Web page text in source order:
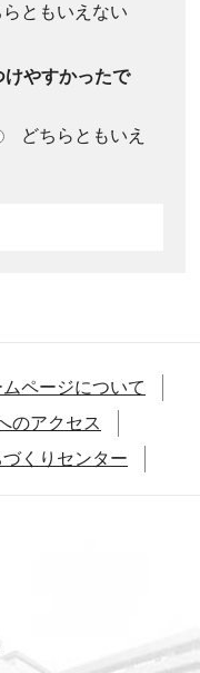
らともいえない
けやすかったで
どちらともいえ
ページについて
のアクセス
づくりセンター